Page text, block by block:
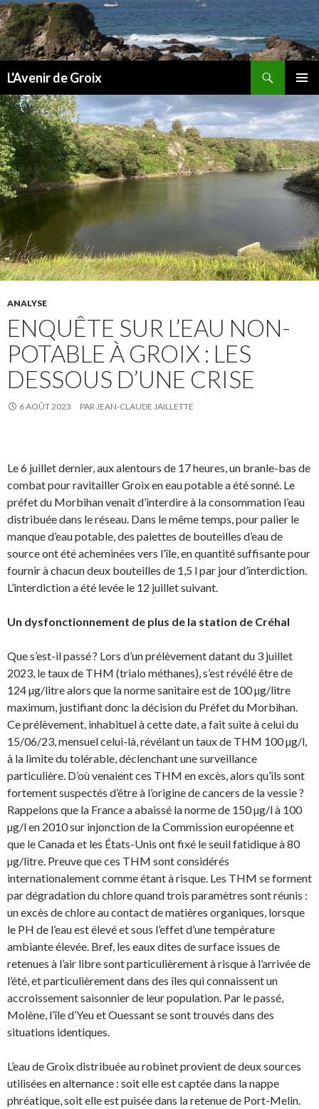
L'Avenir de Groix
AU
CONTENU
ANALYSE
ENQUÊTE SUR L’EAU NON-
POTABLE À GROIX : LES
DESSOUS D’UNE CRISE
6 AOÛT 2023 PAR JEAN-CLAUDE JAILLETTE
Le 6 juillet dernier, aux alentours de 17 heures, un branle-bas de
combat pour ravitailler Groix en eau potable a été sonné. Le
préfet du Morbihan venait d’interdire à la consommation l’eau
distribuée dans le réseau. Dans le même temps, pour palier le
manque d’eau potable, des palettes de bouteilles d’eau de
source ont été acheminées vers l’île, en quantité suffisante pour
fournir à chacun deux bouteilles de 1,5 l par jour d’interdiction.
L’interdiction a été levée le 12 juillet suivant.
Un dysfonctionnement de plus de la station de Créhal
Que s’est-il passé ? Lors d’un prélèvement datant du 3 juillet
2023, le taux de THM (trialo méthanes), s’est révélé être de
124 µg/litre alors que la norme sanitaire est de 100 µg/litre
maximum, justifiant donc la décision du Préfet du Morbihan.
Ce prélèvement, inhabituel à cette date, a fait suite à celui du
15/06/23, mensuel celui-là, révélant un taux de THM 100 µg/l,
à la limite du tolérable, déclenchant une surveillance
particulière. D’où venaient ces THM en excès, alors qu’ils sont
fortement suspectés d’être à l’origine de cancers de la vessie ?
Rappelons que la France a abaissé la norme de 150 µg/l à 100
µg/l en 2010 sur injonction de la Commission européenne et
que le Canada et les États-Unis ont fixé le seuil fatidique à 80
µg/litre. Preuve que ces THM sont considérés
internationalement comme étant à risque. Les THM se forment
par dégradation du chlore quand trois paramètres sont réunis :
un excès de chlore au contact de matières organiques, lorsque
le PH de l’eau est élevé et sous l’effet d’une température
ambiante élevée. Bref, les eaux dites de surface issues de
retenues à l’air libre sont particulièrement à risque à l’arrivée de
l’été, et particulièrement dans des îles qui connaissent un
accroissement saisonnier de leur population. Par le passé,
Molène, l’île d’Yeu et Ouessant se sont trouvés dans des
situations identiques.
L’eau de Groix distribuée au robinet provient de deux sources
utilisées en alternance : soit elle est captée dans la nappe
phréatique, soit elle est puisée dans la retenue de Port-Melin.